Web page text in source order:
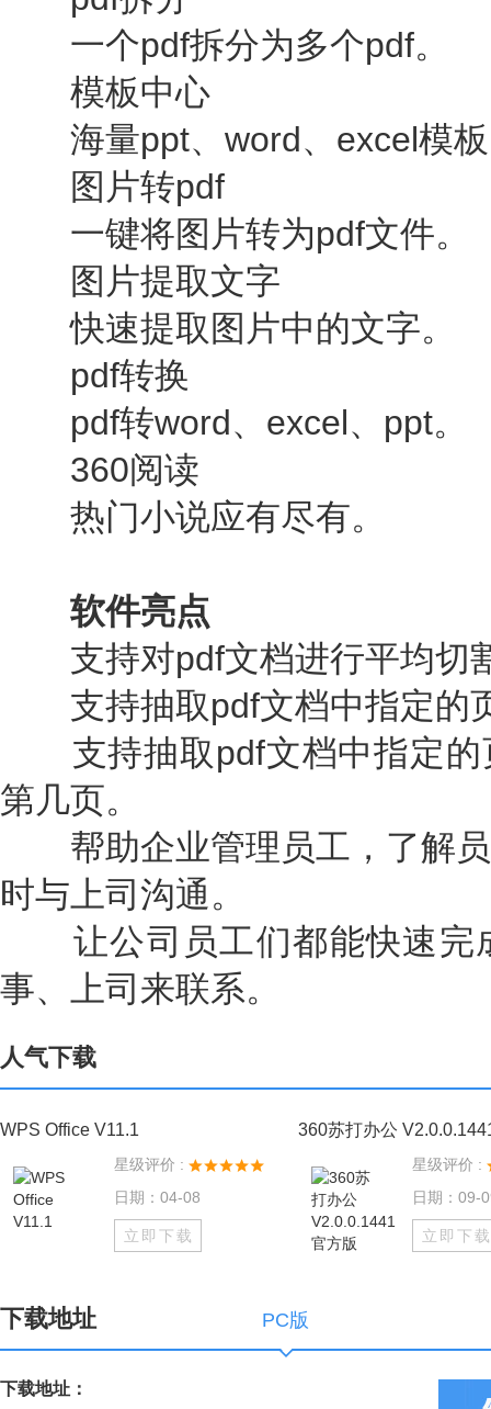
一个pdf拆分为多个pdf。
模板中心
海量ppt、word、excel模
图片转pdf
一键将图片转为pdf文件。
图片提取文字
快速提取图片中的文字。
pdf转换
pdf转word、excel、ppt。
360阅读
热门小说应有尽有。
软件亮点
支持对pdf文档进行平均切
支持抽取pdf文档中指定的
支持抽取pdf文档中指定的
第几页。
帮助企业管理员工，了解员
时与上司沟通。
让公司员工们都能快速完
事、上司来联系。
人气下载
WPS Office V11.1
星级评价 :
日期：04-08
立即下载
360苏打办公
星级评价 :
日期：09-
立即下载
下载地址 PC版
下载地址：